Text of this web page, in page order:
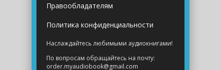
Правообладателям
Политика конфиденциальности
Наслаждайтесь любимыми аудиокнигами!
По вопросам обращайтесь на почту:
order.myaudiobook@gmail.com